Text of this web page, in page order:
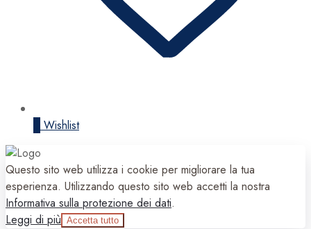
Wishlist
Questo sito web utilizza i cookie per migliorare la tua
esperienza. Utilizzando questo sito web accetti la nostra
Informativa sulla protezione dei dati.
Leggi di più Accetta tutto